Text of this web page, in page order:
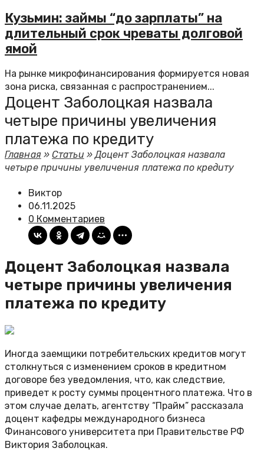
Кузьмин: займы “до зарплаты” на
длительный срок чреваты долговой
ямой
На рынке микрофинансирования формируется новая
зона риска, связанная с распространением...
Доцент Заболоцкая назвала
четыре причины увеличения
платежа по кредиту
Главная»Статьи »Доцент Заболоцкая назвала
четыре причины увеличения платежа по кредиту
Виктор
06.11.2025
0 Комментариев
Доцент Заболоцкая назвала
четыре причины увеличения
платежа по кредиту
Иногда заемщики потребительских кредитов могут
столкнуться с изменением сроков в кредитном
договоре без уведомления, что, как следствие,
приведет к росту суммы процентного платежа. Что в
этом случае делать, агентству “Прайм” рассказала
доцент кафедры международного бизнеса
Финансового университета при Правительстве РФ
Виктория Заболоцкая.